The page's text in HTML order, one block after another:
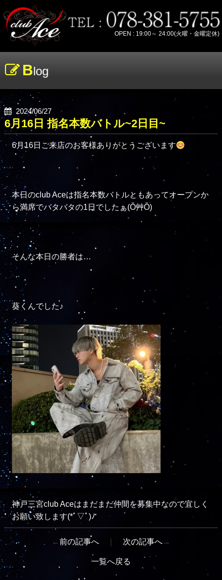
OPEN : 19:00～ 24:00(火曜・金曜定休)
Blog
2024/06/27
6月16日 指名本数バトル~2日目~
6月16日ご来店のお客様ありがとうございます
本日のclub Aceは指名本数バトルともあってオープンか
ら満席でバタバタの1日でしたぁ(Ŏ艸Ŏ)
そんな本日の勝者は…
葵くんでした♪
神戸三宮club Aceはまだまだ仲間を募集中なので宜しく
お願い致します(*ﾟ▽ﾟ)ﾉ
←前の記事へ 次の記事へ→
一覧へ戻る